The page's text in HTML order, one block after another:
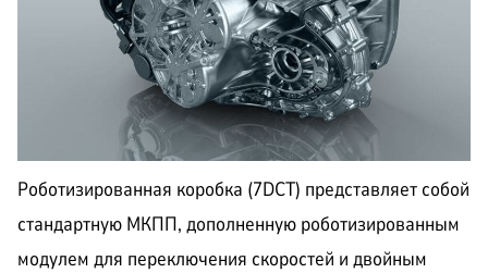
Роботизированная коробка (7DCT) представляет собой
стандартную МКПП, дополненную роботизированным
модулем для переключения скоростей и двойным